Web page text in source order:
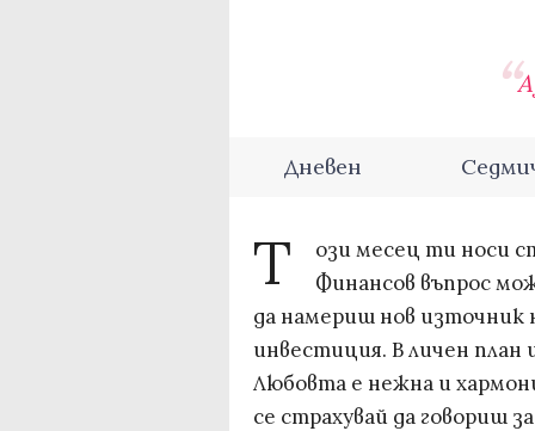
Дневен
Т
ози месец ти носи
Финансов въпрос
да намериш нов източник
инвестиция. В личен
Любовта е нежна и
се страхувай да говориш